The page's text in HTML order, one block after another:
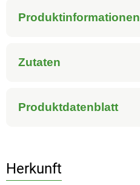
Produktinformationen
Zutaten
Produktdatenblatt
Herkunft